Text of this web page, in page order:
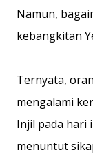
Namun,
kebangkitan
Ternyata,
mengalami
Injil pada hari
menuntut